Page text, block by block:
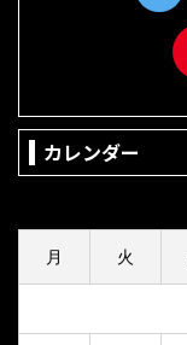
カレンダー
月 火